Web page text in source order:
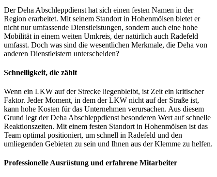
Der Deha Abschleppdienst hat sich einen festen Namen in der
Region erarbeitet. Mit seinem Standort in Hohenmölsen bietet er
nicht nur umfassende Dienstleistungen, sondern auch eine hohe
Mobilität in einem weiten Umkreis, der natürlich auch Radefeld
umfasst. Doch was sind die wesentlichen Merkmale, die Deha von
anderen Dienstleistern unterscheiden?
Schnelligkeit, die zählt
Wenn ein LKW auf der Strecke liegenbleibt, ist Zeit ein kritischer
Faktor. Jeder Moment, in dem der LKW nicht auf der Straße ist,
kann hohe Kosten für das Unternehmen verursachen. Aus diesem
Grund legt der Deha Abschleppdienst besonderen Wert auf schnelle
Reaktionszeiten. Mit einem festen Standort in Hohenmölsen ist das
Team optimal positioniert, um schnell in Radefeld und den
umliegenden Gebieten zu sein und Ihnen aus der Klemme zu helfen.
Professionelle Ausrüstung und erfahrene Mitarbeiter